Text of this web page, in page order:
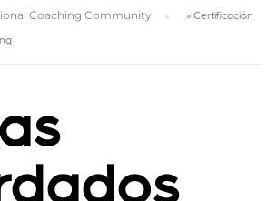
Coaching Community » Certificación